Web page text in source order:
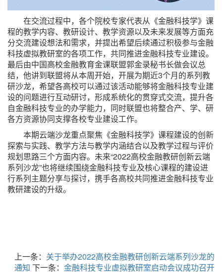
在交流过程中，各个院校专家代表从《金融科技学》课
程的教学内容、教研设计、教学资源以及未来发展等方面充
分交流建设想法和需求，并提出希望后续通过积极参与金融
科技虚拟教研室的各项工作，共同推进金融科技专业建设。
最后由中国高校金融教育金课联盟郭金录秘书长做会议总
结，他讲到联盟将从本周开始，开展为期近3个月的系列教
研沙龙，希望各高校可以通过该活动能够将金融科技专业建
设的问题进行互动研讨，形成系统化的贯穿式交流，提升各
自金融科技专业的办学能力，同时联盟也将整合产、学、研
各方资源协同支撑各校专业建设工作。
本期云端沙龙重点聚焦《金融科技学》课程建设的创新
探索与实践、教学方法与教学内涵结合以及教学过程与评价
规划思路三个方面内容。未来“2022高校金融教研创新云端
系列沙龙”也将继续围绕金融科技专业及核心课程的建设进
行系列主题分享与探讨，携手各高校共同推进金融科技专业
教研建设的升级。
上一条： 关于举办2022高校金融教研创新云端系列沙龙的
通知 下一条： 金融科技专业虚拟教研室启动会议成功召开